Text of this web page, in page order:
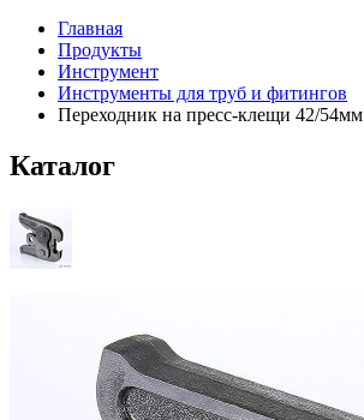
Главная
Продукты
Инструмент
Инструменты для труб и фитингов
Переходник на пресс-клещи 42/54мм
Каталог